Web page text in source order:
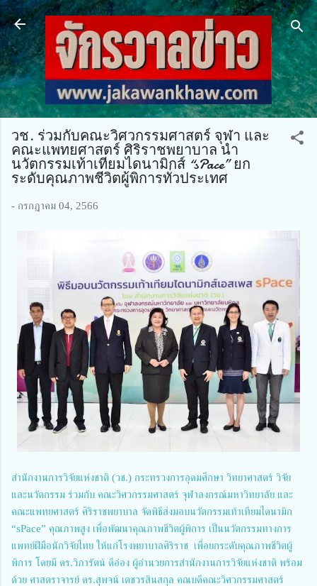
ข้ามไปที่เนื้อหาหลัก
วช. ร่วมกับคณะวิศวกรรมศาสตร์ จุฬา และ
คณะแพทยศาสตร์ ศิริราชพยาบาล นำ
นวัตกรรมเท้าเทียมไดนามิกส์ “sPace” ยก
ระดับคุณภาพชีวิตผู้พิการทั่วประเทศ
- กรกฎาคม 04, 2566
สำนักงานการวิจัยแห่งชาติ (วช.) กระทรวงการอุดมศึกษา วิทยาศาสตร์ วิจัย
และนวัตกรรม ร่วมกับ คณะวิศวกรรมศาสตร์ จุฬาลงกรณ์มหาวิทยาลัย และ
คณะแพทยศาสตร์ ศิริราชพยาบาล จัดพิธีส่งมอบนวัตกรรมเท้าเทียมไดนามิก
“sPace” คุณภาพสูง เพื่อพัฒนาคุณภาพชีวิตผู้พิการ เป็นนวัตกรรมทางการ
แพทย์ฝีมือนักวิจัยไทย ให้แก่โรงพยาบาลศิริราช เพื่อยกระดับคุณภาพชีวิตผู้
พิการ โดยมี ดร.วิภารัตน์ ดีอ่อง ผู้อำนวยการสำนักงานการวิจัยแห่งชาติ พร้อม
ด้วย ศาสตราจารย์ ดร.สุพจน์ เตชวรสินสกุล คณบดีคณะวิศวกรรมศาสตร์